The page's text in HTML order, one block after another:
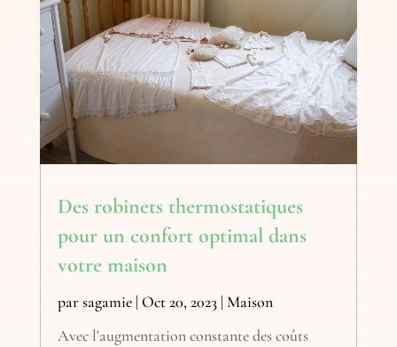
Des robinets thermostatiques
pour un confort optimal dans
votre maison
parsagamie| Oct 20, 2023| Maison
Avec l'augmentation constante des coûts